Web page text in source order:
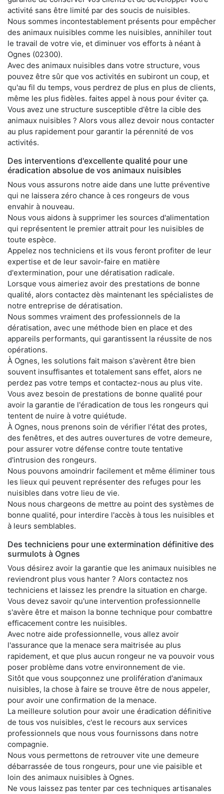
activité sans être limité par des soucis de nuisibles.
Nous sommes incontestablement présents pour empêcher
des animaux nuisibles comme les nuisibles, annihiler tout
le travail de votre vie, et diminuer vos efforts à néant à
Ognes (02300).
Avec des animaux nuisibles dans votre structure, vous
pouvez être sûr que vos activités en subiront un coup, et
qu'au fil du temps, vous perdrez de plus en plus de clients,
même les plus fidèles. faites appel à nous pour éviter ça.
Vous avez une structure susceptible d'être la cible des
animaux nuisibles ? Alors vous allez devoir nous contacter
au plus rapidement pour garantir la pérennité de vos
activités.
Des interventions d'excellente qualité pour une
éradication absolue de vos animaux nuisibles
Nous vous assurons notre aide dans une lutte préventive
qui ne laissera zéro chance à ces rongeurs de vous
envahir à nouveau.
Nous vous aidons à supprimer les sources d'alimentation
qui représentent le premier attrait pour les nuisibles de
toute espèce.
Appelez nos techniciens et ils vous feront profiter de leur
expertise et de leur savoir-faire en matière
d'extermination, pour une dératisation radicale.
Lorsque vous aimeriez avoir des prestations de bonne
qualité, alors contactez dès maintenant les spécialistes de
notre entreprise de dératisation.
Nous sommes vraiment des professionnels de la
dératisation, avec une méthode bien en place et des
appareils performants, qui garantissent la réussite de nos
opérations.
À Ognes, les solutions fait maison s'avèrent être bien
souvent insuffisantes et totalement sans effet, alors ne
perdez pas votre temps et contactez-nous au plus vite.
Vous avez besoin de prestations de bonne qualité pour
avoir la garantie de l'éradication de tous les rongeurs qui
tentent de nuire à votre quiétude.
À Ognes, nous prenons soin de vérifier l'état des protes,
des fenêtres, et des autres ouvertures de votre demeure,
pour assurer votre défense contre toute tentative
d'intrusion des rongeurs.
Nous pouvons amoindrir facilement et même éliminer tous
les lieux qui peuvent représenter des refuges pour les
nuisibles dans votre lieu de vie.
Nous nous chargeons de mettre au point des systèmes de
bonne qualité, pour interdire l'accès à tous les nuisibles et
à leurs semblables.
Des techniciens pour une extermination définitive des
surmulots à Ognes
Vous désirez avoir la garantie que les animaux nuisibles ne
reviendront plus vous hanter ? Alors contactez nos
techniciens et laissez les prendre la situation en charge.
Vous devez savoir qu'une intervention professionnelle
s'avère être et maison la bonne technique pour combattre
efficacement contre les nuisibles.
Avec notre aide professionnelle, vous allez avoir
l'assurance que la menace sera maitrisée au plus
rapidement, et que plus aucun rongeur ne va pouvoir vous
poser problème dans votre environnement de vie.
Sitôt que vous soupçonnez une prolifération d'animaux
nuisibles, la chose à faire se trouve être de nous appeler,
pour avoir une confirmation de la menace.
La meilleure solution pour avoir une éradication définitive
de tous vos nuisibles, c'est le recours aux services
professionnels que nous vous fournissons dans notre
compagnie.
Nous vous permettons de retrouver vite une demeure
débarrassée de tous rongeurs, pour une vie paisible et
loin des animaux nuisibles à Ognes.
Ne vous laissez pas tenter par ces techniques artisanales